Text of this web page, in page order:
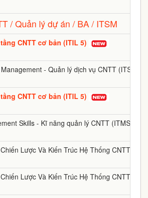
/ Quản lý dự án / BA / ITSM
CNTT cơ bản (ITIL 5)
- Quản lý dịch vụ CNTT (ITSM)
CNTT cơ bản (ITIL 5)
Skills - Kĩ năng quản lý CNTT (ITMS)
Lược Và Kiến Trúc Hệ Thống CNTT
Lược Và Kiến Trúc Hệ Thống CNTT